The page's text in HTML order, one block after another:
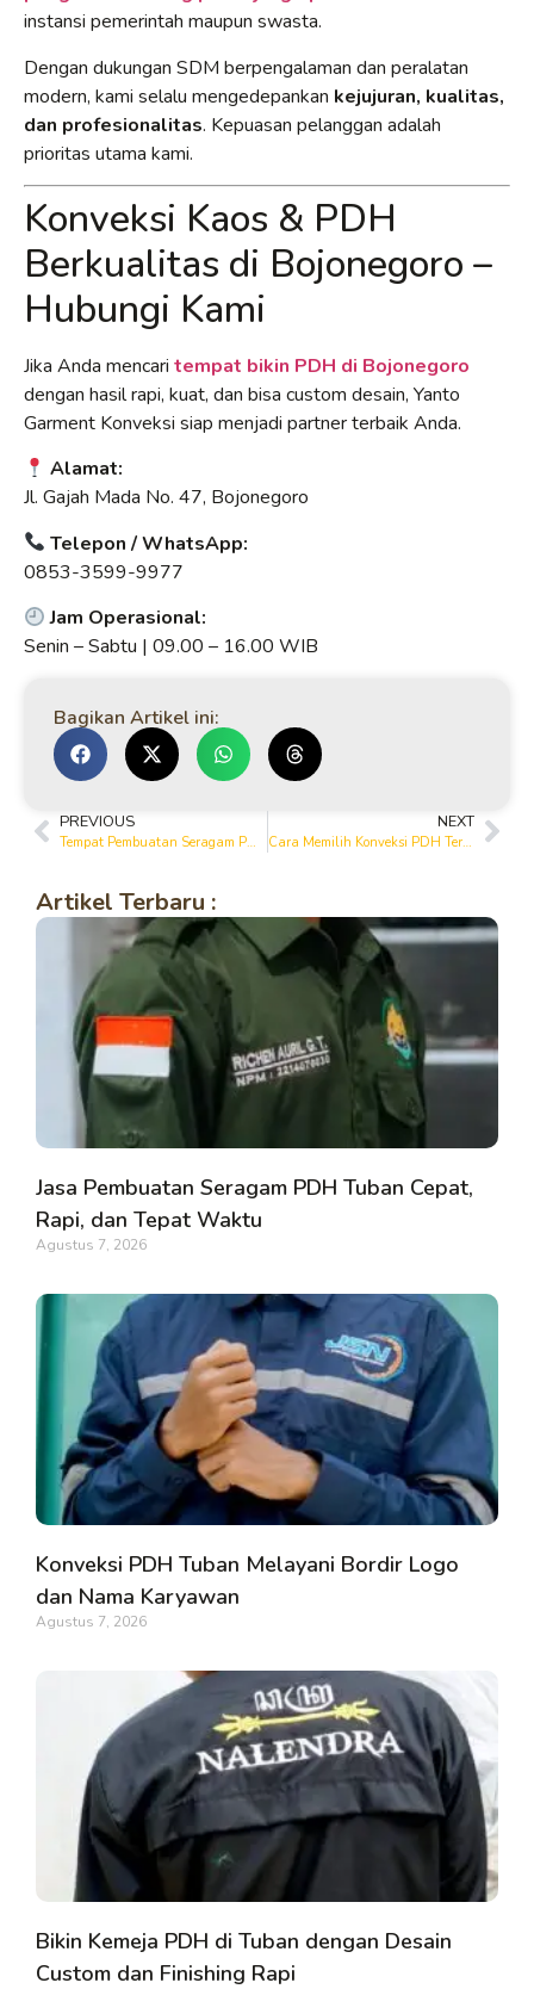
instansi pemerintah maupun swasta.
Dengan dukungan SDM berpengalaman dan peralatan
modern, kami selalu mengedepankan kejujuran, kualitas,
dan profesionalitas. Kepuasan pelanggan adalah
prioritas utama kami.
Konveksi Kaos & PDH
Berkualitas di Bojonegoro –
Hubungi Kami
Jika Anda mencari tempat bikin PDH di Bojonegoro
dengan hasil rapi, kuat, dan bisa custom desain, Yanto
Garment Konveksi siap menjadi partner terbaik Anda.
Alamat:
Jl. Gajah Mada No. 47, Bojonegoro
Telepon / WhatsApp:
0853-3599-9977
Jam Operasional:
Senin – Sabtu | 09.00 – 16.00 WIB
Bagikan Artikel ini:
PREVIOUS
Tempat Pembuatan Seragam PDH Bojonegoro yang Cepat dan Tepat Waktu
NEXT
Cara Memilih Konveksi PDH Terbaik di Bojonegoro untuk Seragam Berkualitas
Artikel Terbaru :
Jasa Pembuatan Seragam PDH Tuban Cepat,
Rapi, dan Tepat Waktu
Agustus 7, 2026
Konveksi PDH Tuban Melayani Bordir Logo
dan Nama Karyawan
Agustus 7, 2026
Bikin Kemeja PDH di Tuban dengan Desain
Custom dan Finishing Rapi